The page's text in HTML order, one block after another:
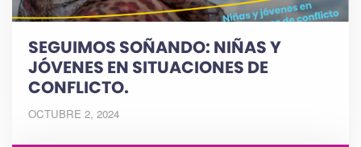
SEGUIMOS SOÑANDO: NIÑAS Y
JÓVENES EN SITUACIONES DE
CONFLICTO.
OCTUBRE 2, 2024